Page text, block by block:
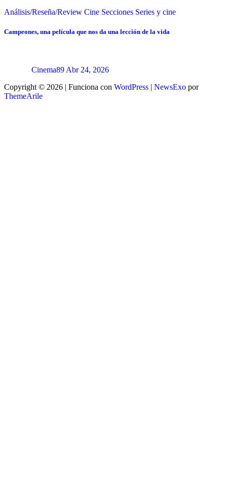
Análisis/Reseña/Review Cine Secciones Series y cine
Campeones, una película que nos da una lección de la vida
Cinema89 Abr 24, 2026
Copyright © 2026 | Funciona con WordPress | NewsExo por
ThemeArile